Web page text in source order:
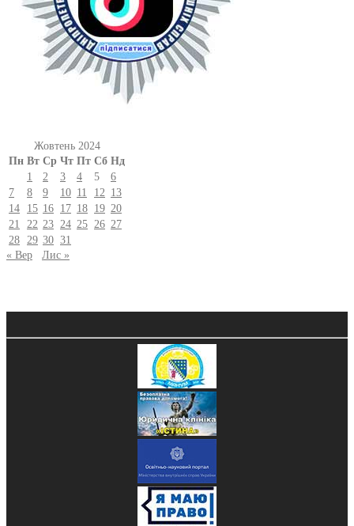
Жовтень 2024
Пн Вт Ср Чт Пт Сб Нд
1
2 3 4 5
6
7
8 9 10 11 12 13
14
15 16 17 18 19 20
21
22 23 24 25 26 27
28 29 30 31
« Вер
Лис »